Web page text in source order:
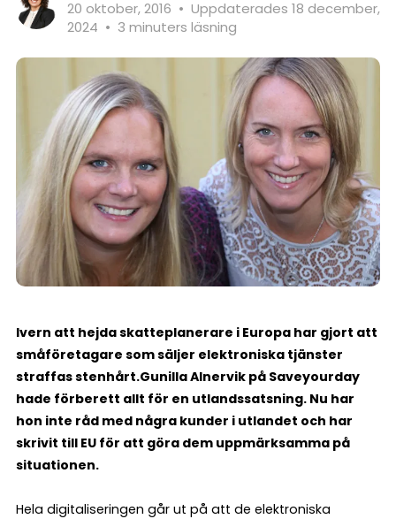
20 oktober, 2016 • Uppdaterades 18 december,
2024 • 3 minuters läsning
Ivern att hejda skatteplanerare i Europa har gjort att
småföretagare som säljer elektroniska tjänster
straffas stenhårt.Gunilla Alnervik på Saveyourday
hade förberett allt för en utlandssatsning. Nu har
hon inte råd med några kunder i utlandet och har
skrivit till EU för att göra dem uppmärksamma på
situationen.
Hela digitaliseringen går ut på att de elektroniska